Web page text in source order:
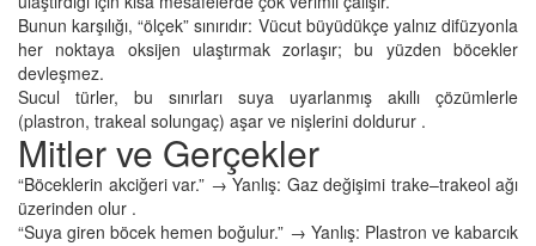
Bunun karşılığı, “ölçek” sınırıdır: Vücut büyüdükçe yalnız difüzyonla
her noktaya oksijen ulaştırmak zorlaşır; bu yüzden böcekler
devleşmez.
Sucul türler, bu sınırları suya uyarlanmış akıllı çözümlerle
(plastron, trakeal solungaç) aşar ve nişlerini doldurur .
Mitler ve Gerçekler
“Böceklerin akciğeri var.” → Yanlış: Gaz değişimi trake–trakeol ağı
üzerinden olur .
“Suya giren böcek hemen boğulur.” → Yanlış: Plastron ve kabarcık